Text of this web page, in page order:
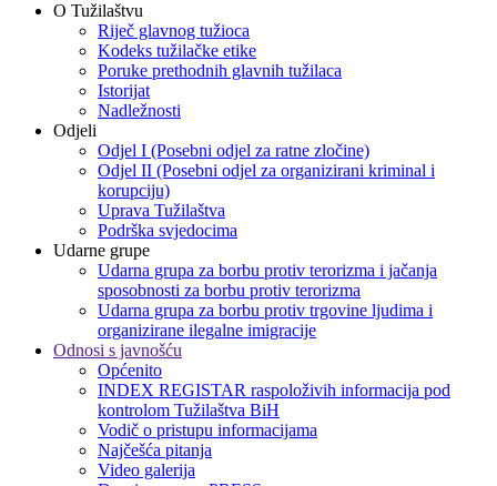
O Tužilaštvu
Riječ glavnog tužioca
Kodeks tužilačke etike
Poruke prethodnih glavnih tužilaca
Istorijat
Nadležnosti
Odjeli
Odjel I (Posebni odjel za ratne zločine)
Odjel II (Posebni odjel za organizirani kriminal i
korupciju)
Uprava Tužilaštva
Podrška svjedocima
Udarne grupe
Udarna grupa za borbu protiv terorizma i jačanja
sposobnosti za borbu protiv terorizma
Udarna grupa za borbu protiv trgovine ljudima i
organizirane ilegalne imigracije
Odnosi s javnošću
Općenito
INDEX REGISTAR raspoloživih informacija pod
kontrolom Tužilaštva BiH
Vodič o pristupu informacijama
Najčešća pitanja
Video galerija